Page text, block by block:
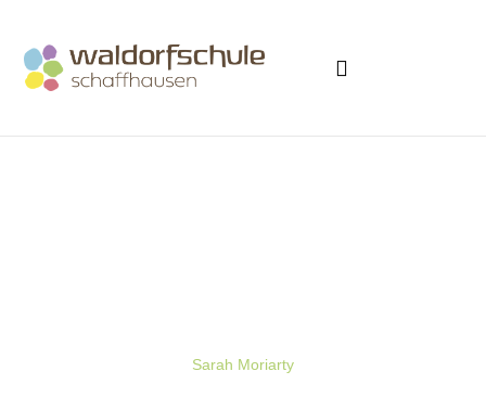
Sarah Moriarty